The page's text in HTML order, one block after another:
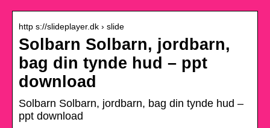
http s://slideplayer.dk › slide
Solbarn Solbarn, jordbarn,
bag din tynde hud – ppt
download
Solbarn Solbarn, jordbarn, bag din tynde hud –
ppt download